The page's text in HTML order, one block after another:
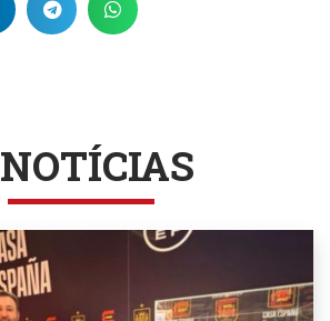
NOTÍCIAS